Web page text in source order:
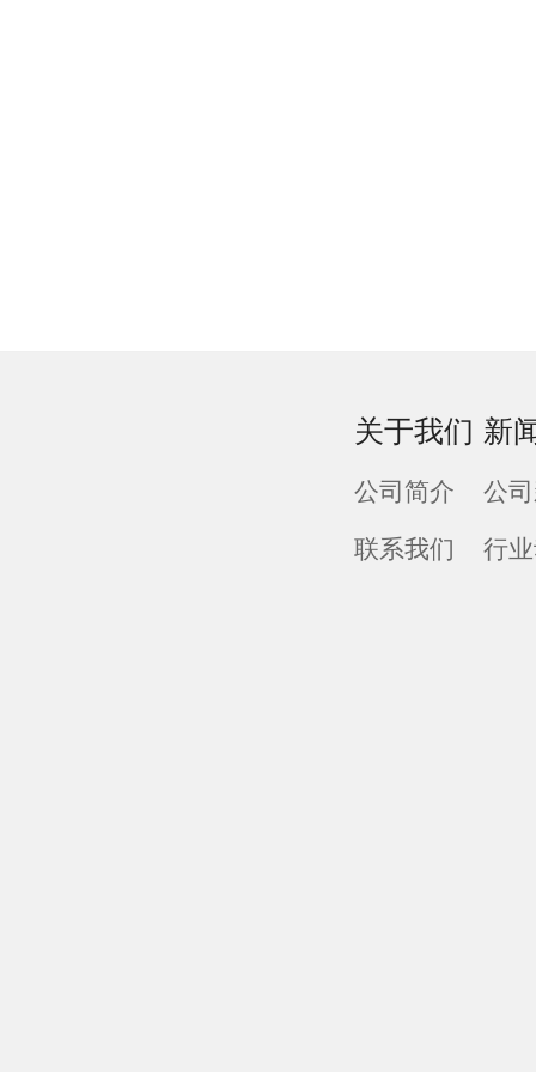
关于我们
公司简介
联系我们
新
公
行